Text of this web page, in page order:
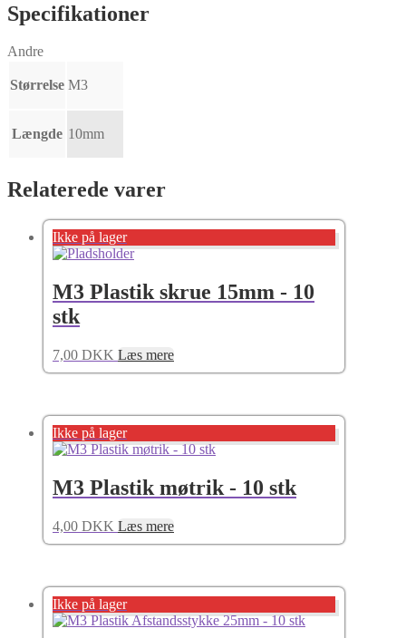
Specifikationer
Andre
Størrelse M3
Længde 10mm
Relaterede varer
Ikke på lager
M3 Plastik skrue 15mm - 10
stk
7,00 DKK Læs mere
Ikke på lager
M3 Plastik møtrik - 10 stk
4,00 DKK Læs mere
Ikke på lager